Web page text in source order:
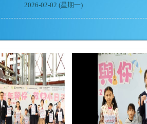
2026-02-02 (星期一)